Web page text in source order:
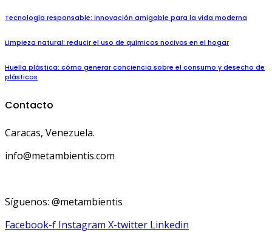
Tecnología responsable: innovación amigable para la vida moderna
Limpieza natural: reducir el uso de químicos nocivos en el hogar
Huella plástica: cómo generar conciencia sobre el consumo y desecho de
plásticos
Contacto
Caracas, Venezuela.
info@metambientis.com
Síguenos: @metambientis
Facebook-f Instagram X-twitter Linkedin